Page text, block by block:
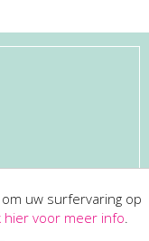
uw surfervaring op
hier voor meer info.